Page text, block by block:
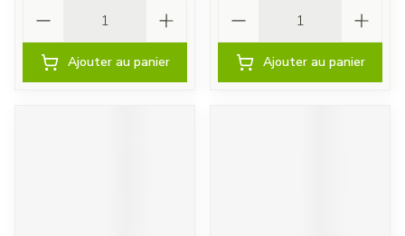
Ajouter au panier Ajouter au panier